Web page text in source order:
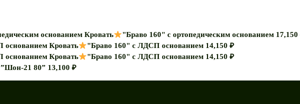
Кровать
"Браво 160" с ортопедическим основанием 17,150
Кровать
"Браво 160" с ЛДСП основанием 14,150₽
Кровать
"Браво 160" с ЛДСП основанием 14,150₽
”Шон-21 80” 13,100₽